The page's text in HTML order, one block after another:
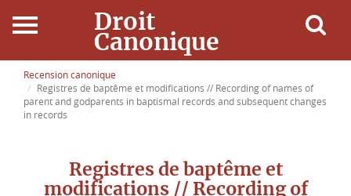
Droit
Canonique
Accueil
Droit Canonique
Recension canonique
Registres de baptême et modifications // Recording of names of
parent and godparents in baptismal records and subsequent changes
in records
Registres de baptême et
modifications // Recording of